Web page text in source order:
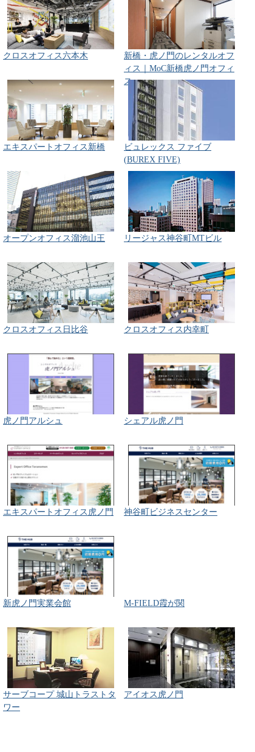
クロスオフィス六本木
新橋・虎ノ門のレンタルオフ
ィス｜MoC新橋虎ノ門オフィ
ス
エキスパートオフィス新橋
ビュレックス ファイブ
(BUREX FIVE)
オープンオフィス溜池山王 リージャス神谷町MTビル
クロスオフィス日比谷 クロスオフィス内幸町
虎ノ門アルシュ シェアル虎ノ門
エキスパートオフィス虎ノ門 神谷町ビジネスセンター
新虎ノ門実業会館 M-FIELD霞が関
サーブコープ 城山トラストタ
ワー
アイオス虎ノ門